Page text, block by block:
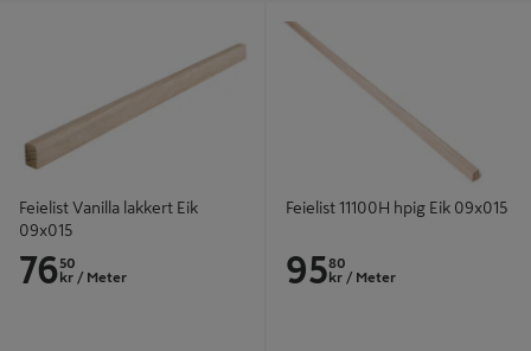
Feielist Vanilla lakkert Eik
09x015
7650
kr / Meter
Feielist 11100H hpig Eik 09x015
9580
kr / Meter